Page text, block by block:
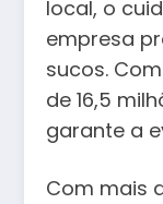
local, o
empresa
sucos.
de 16,5
garante a
Com mais